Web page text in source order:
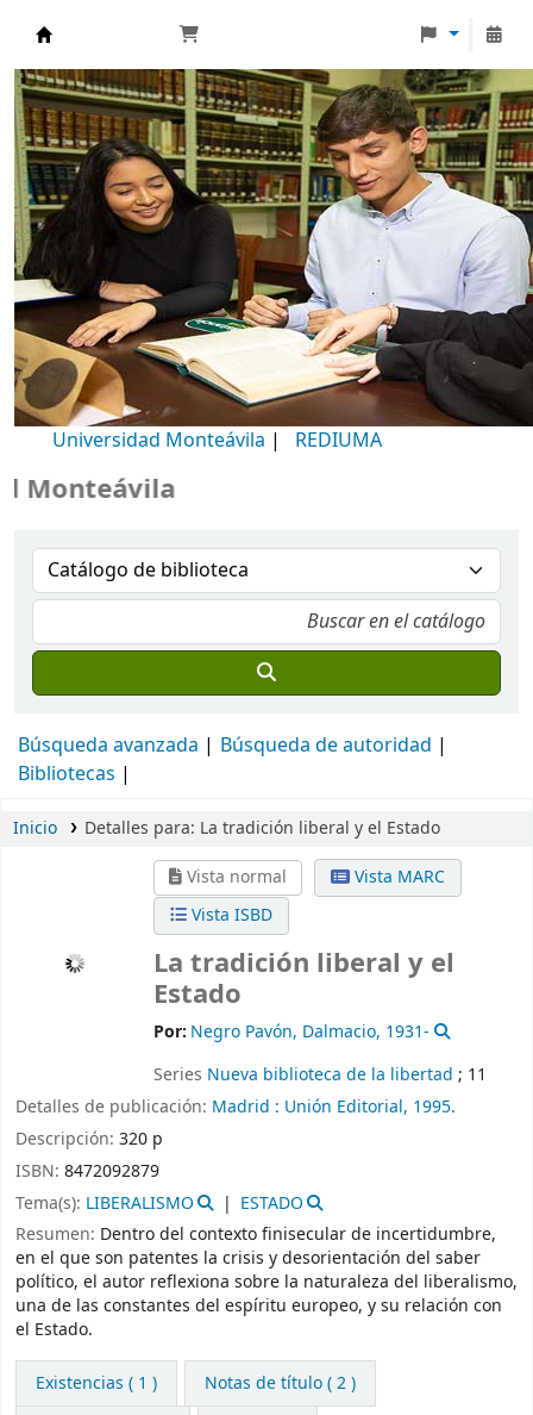
Biblioteca Universidad Monteávila
Universidad Monteávila | REDIUMA
Búsqueda avanzada
Búsqueda de autoridad
Bibliotecas
Inicio Detalles para: La tradición liberal y el Estado
Vista normal
Vista MARC
Vista ISBD
La tradición liberal y el
Estado
Por: Negro Pavón, Dalmacio, 1931-
Series Nueva biblioteca de la libertad ; 11
Detalles de publicación: Madrid : Unión Editorial, 1995.
Descripción: 320 p
ISBN: 8472092879
Tema(s): LIBERALISMO
ESTADO
Resumen: Dentro del contexto finisecular de incertidumbre,
en el que son patentes la crisis y desorientación del saber
político, el autor reflexiona sobre la naturaleza del liberalismo,
una de las constantes del espíritu europeo, y su relación con
el Estado.
Existencias ( 1 )
Notas de título ( 2 )